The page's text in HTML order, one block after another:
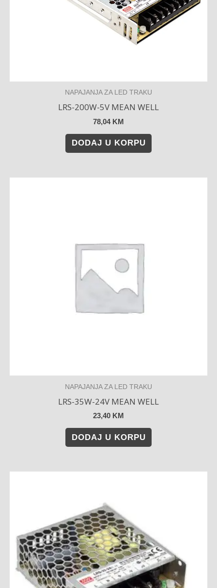
NAPAJANJA ZA LED TRAKU
LRS-200W-5V MEAN WELL
78,04 KM
DODAJ U KORPU
NAPAJANJA ZA LED TRAKU
LRS-35W-24V MEAN WELL
23,40 KM
DODAJ U KORPU